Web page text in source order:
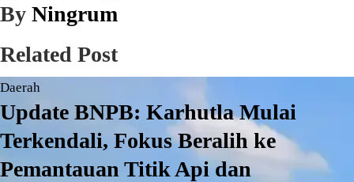
By Ningrum
Related Post
Daerah
Update BNPB: Karhutla Mulai
Terkendali, Fokus Beralih ke
Pemantauan Titik Api dan